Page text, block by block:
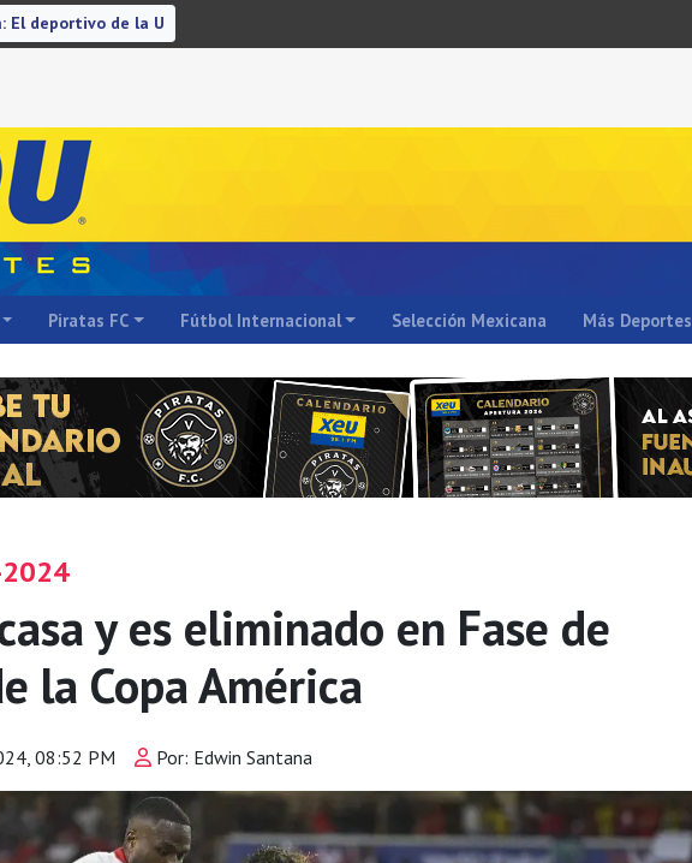
El deportivo de la U
Piratas FC Fútbol Internacional Selección Mexicana Más Deportes
y es eliminado en Fase de
la Copa América
08:52 PM Por: Edwin Santana